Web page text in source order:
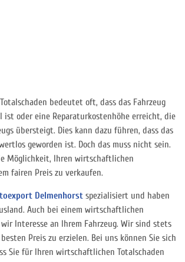
bedeutet oft, dass das Fahrzeug
ist oder eine Reparaturkostenhöhe erreicht, die
übersteigt. Dies kann dazu führen, dass das
geworden ist. Doch das muss nicht sein.
Möglichkeit, Ihren wirtschaftlichen
fairen Preis zu verkaufen.
Delmenhorst spezialisiert und haben
Auch bei einem wirtschaftlichen
Interesse an Ihrem Fahrzeug. Wir sind stets
Preis zu erzielen. Bei uns können Sie sich
Sie für Ihren wirtschaftlichen Totalschaden